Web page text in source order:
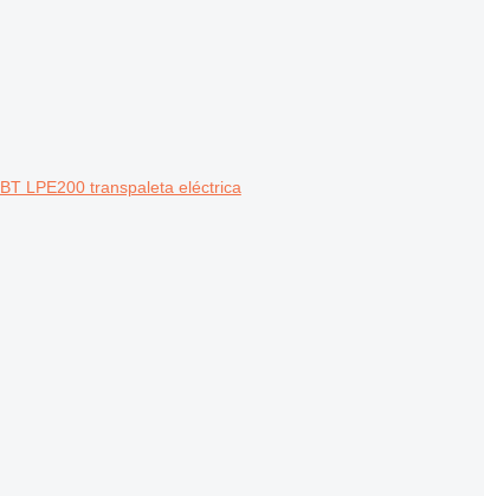
BT LPE200 transpaleta eléctrica